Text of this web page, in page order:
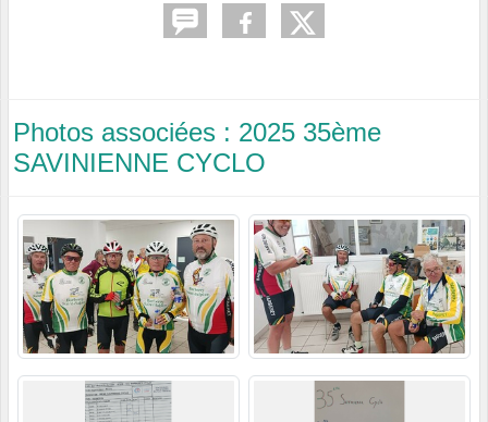
Photos associées : 2025 35ème
SAVINIENNE CYCLO